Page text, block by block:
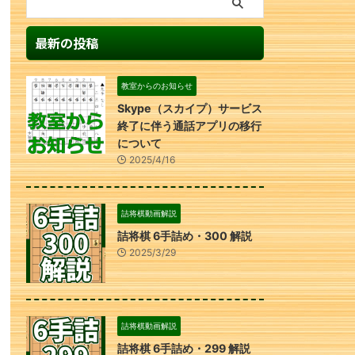
最新の投稿
教室からのお知らせ
Skype（スカイプ）サービス
終了に伴う通話アプリの移行
について
2025/4/16
詰将棋動画解説
詰将棋 6手詰め・300 解説
2025/3/29
詰将棋動画解説
詰将棋 6手詰め・299 解説